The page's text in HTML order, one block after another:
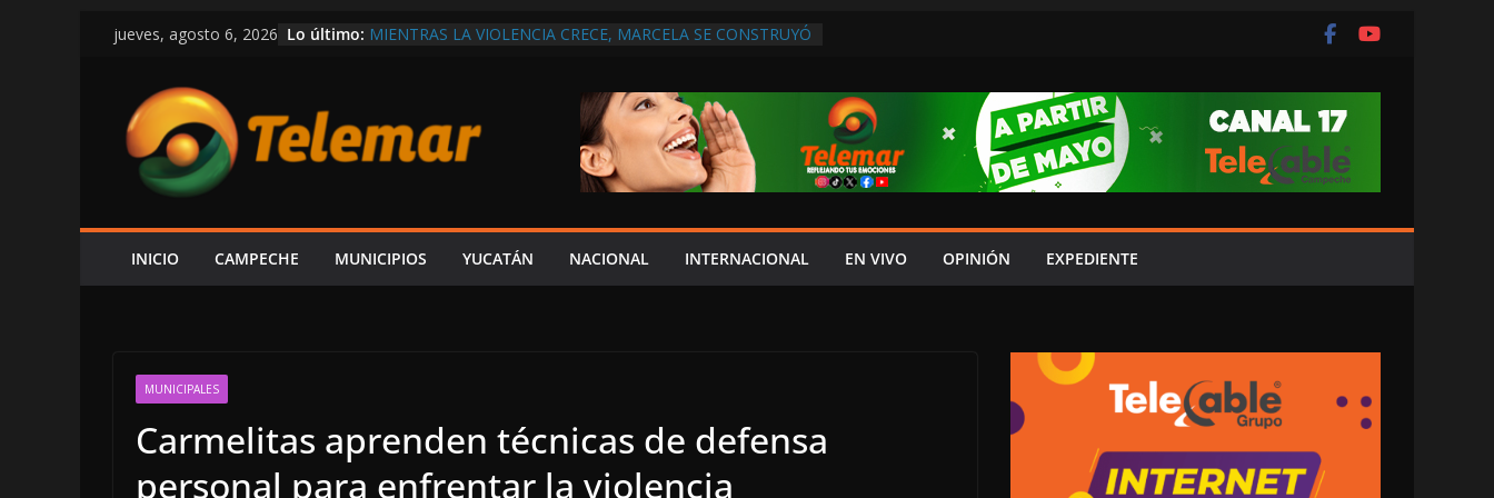
Saltar
contenido
jueves, agosto 6, 2026 Lo último: MIENTRAS LA VIOLENCIA CRECE, MARCELA SE CONSTRUYÓ
ECONOMÍA Y GENERAR EMPLEOS
AUNQUE PROTEXA NO PAGA A PROVEEDORES, PEMEX LA
PREMIA CON CONTRATO
CONFIRMA REHN QUE HAY UN PROYECTO PARA
CONSTRUIR CENTRO CULTURAL MULTIFUNCIONAL EN EL
ESPERA ALCUDIA AUTORIZACIÓN MÉDICA PARA FIJAR
AUDIENCIA AL PRESUNTO RESPONSABLE DEL ACCIDENTE
INICIO CAMPECHE MUNICIPIOS YUCATÁN NACIONAL INTERNACIONAL EN VIVO OPINIÓN EXPEDIENTE
MUNICIPALES
Carmelitas aprenden técnicas de defensa
personal para enfrentar la violencia